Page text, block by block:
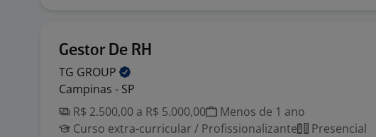
Gestor De RH
TG GROUP
Campinas - SP
R$ 2.500,00 a R$ 5.000,00
Menos de 1 ano
Curso extra-curricular / Profissionalizante
Presencial